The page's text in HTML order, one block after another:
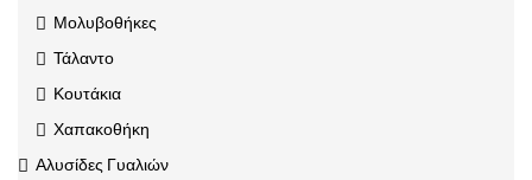
Μολυβοθήκες
Τάλαντο
Κουτάκια
Χαπακοθήκη
Αλυσίδες Γυαλιών